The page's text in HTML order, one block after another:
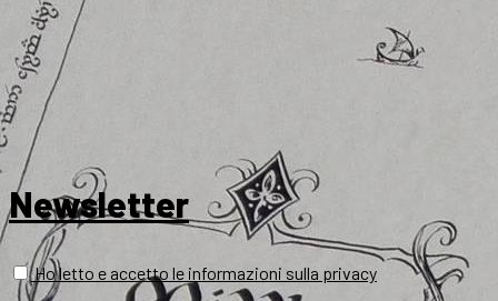
Newsletter
Ho letto e accetto le informazioni sulla privacy